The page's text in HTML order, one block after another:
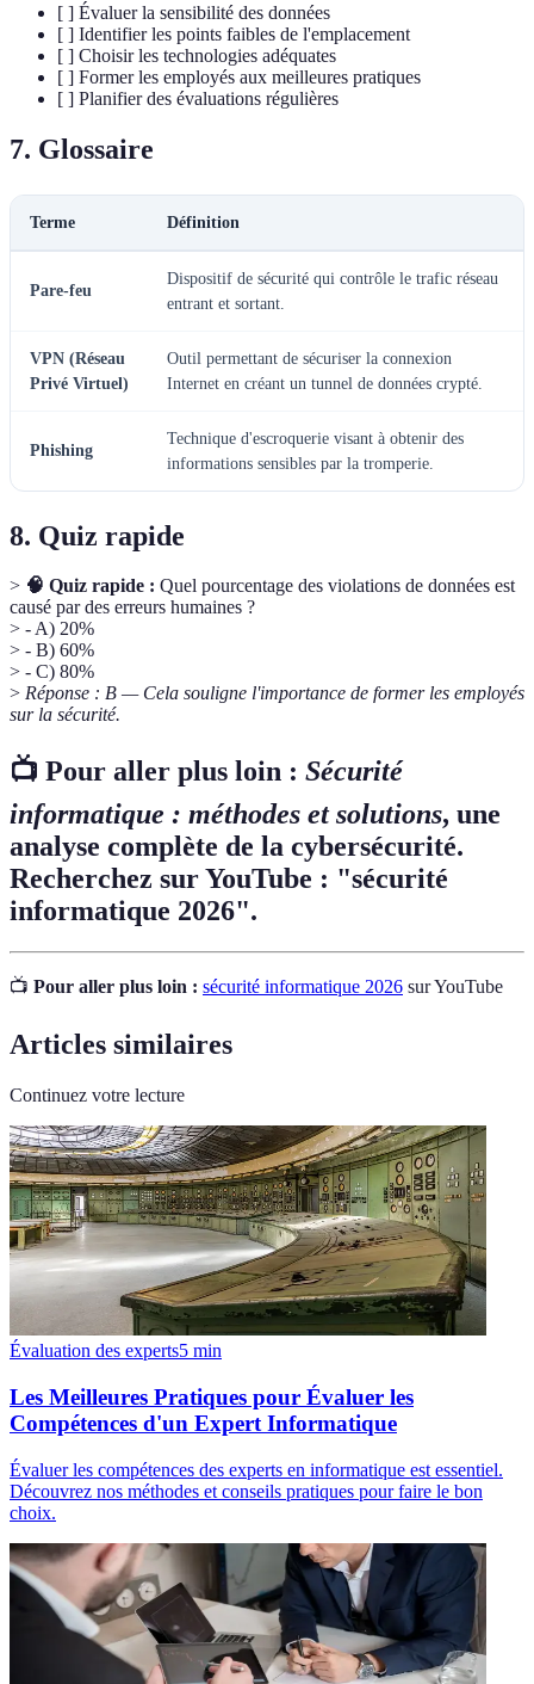
[ ] Évaluer la sensibilité des données
[ ] Identifier les points faibles de l'emplacement
[ ] Choisir les technologies adéquates
[ ] Former les employés aux meilleures pratiques
[ ] Planifier des évaluations régulières
7. Glossaire
Terme Définition
Pare-feu
Dispositif de sécurité qui contrôle le trafic réseau
entrant et sortant.
VPN (Réseau
Privé Virtuel)
Outil permettant de sécuriser la connexion
Internet en créant un tunnel de données crypté.
Phishing
Technique d'escroquerie visant à obtenir des
informations sensibles par la tromperie.
8. Quiz rapide
> 🧠 Quiz rapide : Quel pourcentage des violations de données est
causé par des erreurs humaines ?
> - A) 20%
> - B) 60%
> - C) 80%
> Réponse : B — Cela souligne l'importance de former les employés
sur la sécurité.
📺 Pour aller plus loin : Sécurité
informatique : méthodes et solutions, une
analyse complète de la cybersécurité.
Recherchez sur YouTube : "sécurité
informatique 2026".
📺 Pour aller plus loin : sécurité informatique 2026 sur YouTube
Articles similaires
Continuez votre lecture
Évaluation des experts5 min
Les Meilleures Pratiques pour Évaluer les
Compétences d'un Expert Informatique
Évaluer les compétences des experts en informatique est essentiel.
Découvrez nos méthodes et conseils pratiques pour faire le bon
choix.